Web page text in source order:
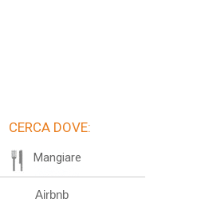
CERCA DOVE:
Mangiare
Airbnb